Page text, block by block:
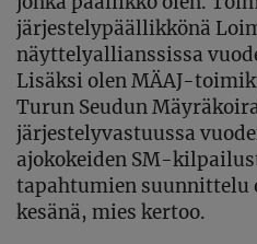
järjestelypäällikkönä
näyttelyallianssissa
Lisäksi olen MÄAJ-
Turun Seudun
järjestelyvastuussa
ajokokeiden SM-
tapahtumien suunnittelu
kesänä, mies kertoo.